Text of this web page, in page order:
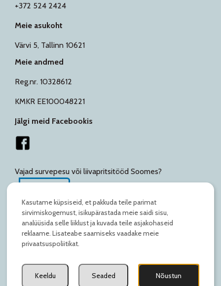
+372 524 2424
Meie asukoht
Värvi 5, Tallinn 10621
Meie andmed
Reg.nr. 10328612
KMKR EE100048221
Jälgi meid Facebookis
Vajad survepesu või liivapritsitööd Soomes?
Kasutame küpsiseid, et pakkuda teile parimat
sirvimiskogemust, isikupärastada meie saidi sisu,
analüüsida selle liiklust ja kuvada teile asjakohaseid
reklaame. Lisateabe saamiseks vaadake meie
privaatsuspoliitikat.
Nõustun
Seaded
Keeldu